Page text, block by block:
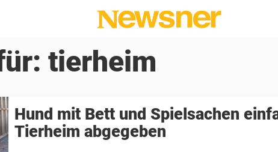
tierheim
Hund mit Bett und Spielsachen
Tierheim abgegeben